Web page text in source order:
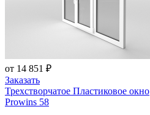
от 14 851 ₽
Заказать
Трехстворчатое Пластиковое окно
Prowins 58